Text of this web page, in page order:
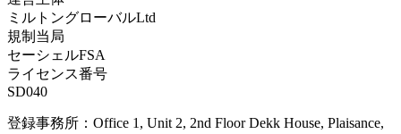
ミルトングローバルLtd
規制当局
セーシェルFSA
ライセンス番号
SD040
登録事務所：Office 1, Unit 2, 2nd Floor Dekk House, Plaisance,